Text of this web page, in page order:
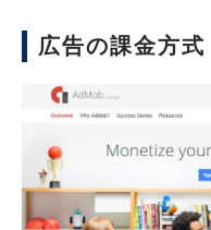
広告の課金方式